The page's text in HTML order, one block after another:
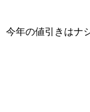
今年の値引きはナ